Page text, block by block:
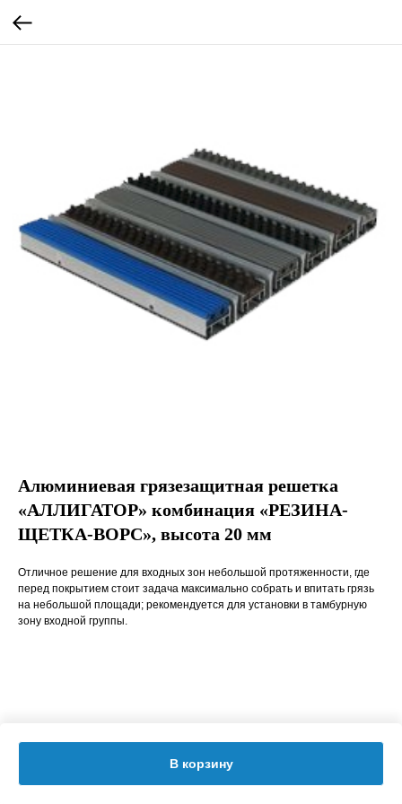
Алюминиевая грязезащитная решетка
«АЛЛИГАТОР» комбинация «РЕЗИНА-
ЩЕТКА-ВОРС», высота 20 мм
В корзину
Отличное решение для входных зон небольшой протяженности, где
перед покрытием стоит задача максимально собрать и впитать грязь
на небольшой площади; рекомендуется для установки в тамбурную
зону входной группы.